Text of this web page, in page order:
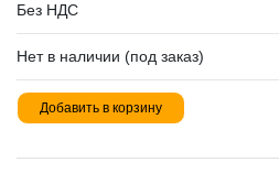
Без НДС
Нет в наличии (под заказ)
Добавить в корзину